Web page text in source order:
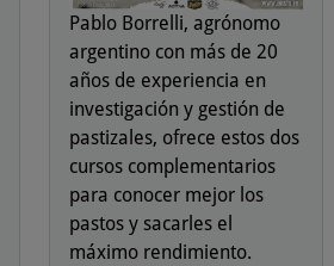
Pablo Borrelli, agrónomo
argentino con más de 20
años de experiencia en
investigación y gestión de
pastizales, ofrece estos dos
cursos complementarios
para conocer mejor los
pastos y sacarles el
máximo rendimiento.